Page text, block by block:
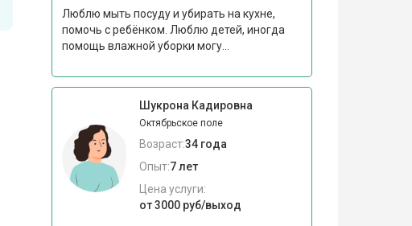
Люблю мыть посуду и убирать на кухне,
помочь с ребёнком. Люблю детей, иногда
помощь влажной уборки могу...
Шукрона Кадировна
Октябрьское поле
Возраст:34 года
Опыт:7 лет
Цена услуги:
от 3000 руб/выход